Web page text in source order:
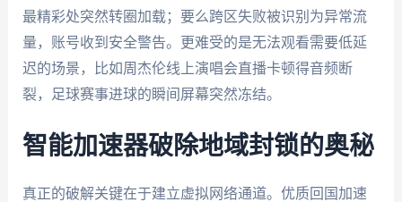
最精彩处突然转圈加载；要么跨区失败被识别为异常流
量，账号收到安全警告。更难受的是无法观看需要低延
迟的场景，比如周杰伦线上演唱会直播卡顿得音频断
裂，足球赛事进球的瞬间屏幕突然冻结。
智能加速器破除地域封锁的奥秘
真正的破解关键在于建立虚拟网络通道。优质回国加速